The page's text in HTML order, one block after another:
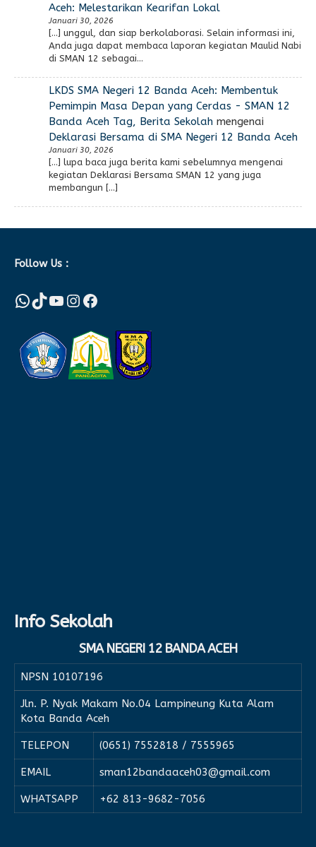
Aceh: Melestarikan Kearifan Lokal
Januari 30, 2026
[…] unggul, dan siap berkolaborasi. Selain informasi ini,
Anda juga dapat membaca laporan kegiatan Maulid Nabi
di SMAN 12 sebagai…
LKDS SMA Negeri 12 Banda Aceh: Membentuk
Pemimpin Masa Depan yang Cerdas - SMAN 12
Banda Aceh Tag, Berita Sekolahmengenai
Deklarasi Bersama di SMA Negeri 12 Banda Aceh
Januari 30, 2026
[…] lupa baca juga berita kami sebelumnya mengenai
kegiatan Deklarasi Bersama SMAN 12 yang juga
membangun […]
Follow Us :
WhatsApp
TikTok
YouTube
Instagram
Facebook
Info Sekolah
SMA NEGERI 12 BANDA ACEH
NPSN 10107196
Jln. P. Nyak Makam No.04 Lampineung Kuta Alam
Kota Banda Aceh
TELEPON (0651) 7552818 / 7555965
EMAIL sman12bandaaceh03@gmail.com
WHATSAPP +62 813-9682-7056